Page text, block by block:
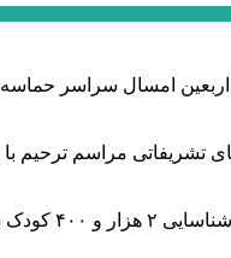
تشریفاتی مراسم ترحیم